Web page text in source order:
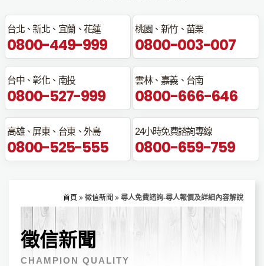
台北、新北、宜蘭、花蓮
0800-449-999
桃園、新竹、苗栗
0800-003-007
台中、彰化、南投
0800-527-999
雲林、嘉義、台南
0800-666-646
高雄、屏東、台東、外島
0800-525-555
24小時免費諮詢專線
0800-659-759
首頁 徵信新聞 尋人免費諮詢-尋人報價及詳細內容解說
徵信新聞
CHAMPION QUALITY